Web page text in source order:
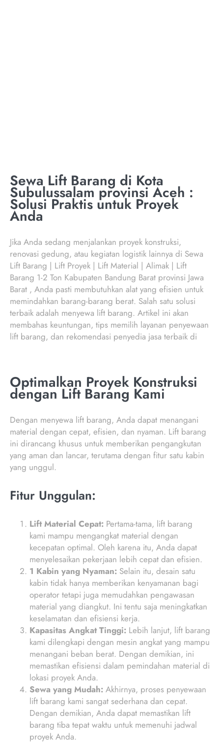
Sewa Lift Barang di Kota
Subulussalam provinsi Aceh :
Solusi Praktis untuk Proyek
Anda
Jika Anda sedang menjalankan proyek konstruksi,
renovasi gedung, atau kegiatan logistik lainnya di Sewa
Lift Barang | Lift Proyek | Lift Material | Alimak | Lift
Barang 1-2 Ton Kabupaten Bandung Barat provinsi Jawa
Barat , Anda pasti membutuhkan alat yang efisien untuk
memindahkan barang-barang berat. Salah satu solusi
terbaik adalah menyewa lift barang. Artikel ini akan
membahas keuntungan, tips memilih layanan penyewaan
lift barang, dan rekomendasi penyedia jasa terbaik di
Optimalkan Proyek Konstruksi
dengan Lift Barang Kami
Dengan menyewa lift barang, Anda dapat menangani
material dengan cepat, efisien, dan nyaman. Lift barang
ini dirancang khusus untuk memberikan pengangkutan
yang aman dan lancar, terutama dengan fitur satu kabin
yang unggul.
Fitur Unggulan:
Lift Material Cepat: Pertama-tama, lift barang
kami mampu mengangkat material dengan
kecepatan optimal. Oleh karena itu, Anda dapat
menyelesaikan pekerjaan lebih cepat dan efisien.
1 Kabin yang Nyaman: Selain itu, desain satu
kabin tidak hanya memberikan kenyamanan bagi
operator tetapi juga memudahkan pengawasan
material yang diangkut. Ini tentu saja meningkatkan
keselamatan dan efisiensi kerja.
Kapasitas Angkat Tinggi: Lebih lanjut, lift barang
kami dilengkapi dengan mesin angkat yang mampu
menangani beban berat. Dengan demikian, ini
memastikan efisiensi dalam pemindahan material di
lokasi proyek Anda.
Sewa yang Mudah: Akhirnya, proses penyewaan
lift barang kami sangat sederhana dan cepat.
Dengan demikian, Anda dapat memastikan lift
barang tiba tepat waktu untuk memenuhi jadwal
proyek Anda.